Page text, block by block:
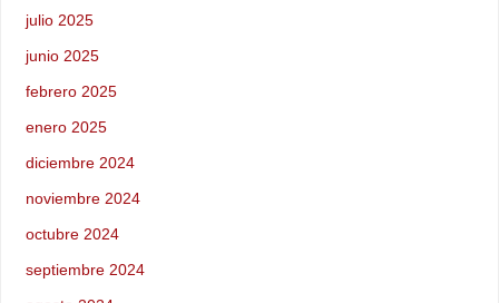
julio 2025
junio 2025
febrero 2025
enero 2025
diciembre 2024
noviembre 2024
octubre 2024
septiembre 2024